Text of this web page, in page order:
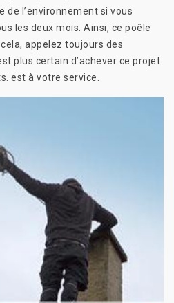
de l’environnement si vous
les deux mois. Ainsi, ce poêle
appelez toujours des
plus certain d’achever ce projet
est à votre service.